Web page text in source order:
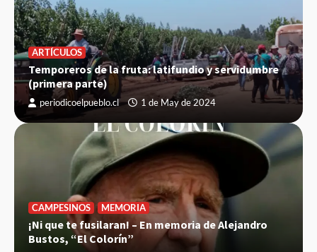
ARTÍCULOS
Temporeros de la fruta: latifundio y servidumbre
(primera parte)
periodicoelpueblo.cl 1 de May de 2024
CAMPESINOS MEMORIA
¡Ni que te fusilaran! – En memoria de Alejandro
Bustos, “El Colorín”